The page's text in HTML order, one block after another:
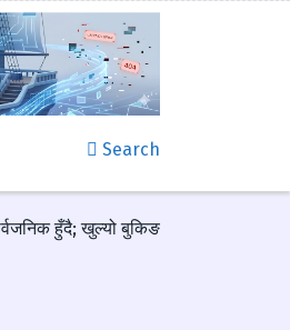
Search
हुँदै; खुल्यो बुकिङ